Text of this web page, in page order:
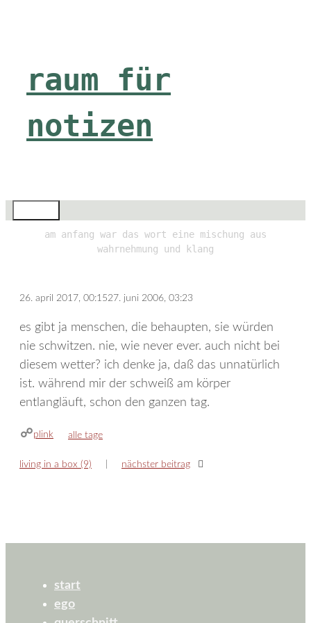
raum für
notizen
am anfang war das wort eine mischung aus
wahrnehmung und klang
26. april 2017, 00:1527. juni 2006, 03:23
es gibt ja menschen, die behaupten, sie würden
nie schwitzen. nie, wie never ever. auch nicht bei
diesem wetter? ich denke ja, daß das unnatürlich
ist. während mir der schweiß am körper
entlangläuft, schon den ganzen tag.
plink kategorien
alle tage
living in a box (9) nächster beitrag
start
ego